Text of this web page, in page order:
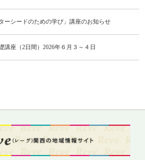
ーシードのための学び」講座のお知らせ
講座（2日間）2026年６月３～４日